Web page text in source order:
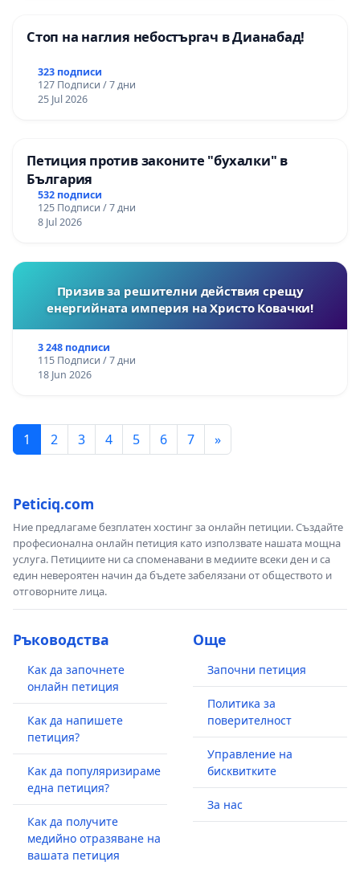
Стоп на наглия небостъргач в Дианабад!
323 подписи
127 Подписи / 7 дни
25 Jul 2026
Петиция против законите "бухалки" в
България
532 подписи
125 Подписи / 7 дни
8 Jul 2026
Призив за решителни действия срещу
енергийната империя на Христо Ковачки!
3 248 подписи
115 Подписи / 7 дни
18 Jun 2026
1 2 3 4 5 6 7 »
Peticiq.com
Ние предлагаме безплатен хостинг за онлайн петиции. Създайте
професионална онлайн петиция като използвате нашата мощна
услуга. Петициите ни са споменавани в медиите всеки ден и са
един невероятен начин да бъдете забелязани от обществото и
отговорните лица.
Ръководства
Как да започнете
онлайн петиция
Как да напишете
петиция?
Как да популяризираме
една петиция?
Как да получите
медийно отразяване на
вашата петиция
Още
Започни петиция
Политика за
поверителност
Управление на
бисквитките
За нас